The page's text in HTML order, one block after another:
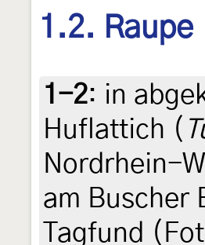
1.2. Raupe
1-2: in
Huflattich (
Nordrhein-
am Buscher
Tagfund